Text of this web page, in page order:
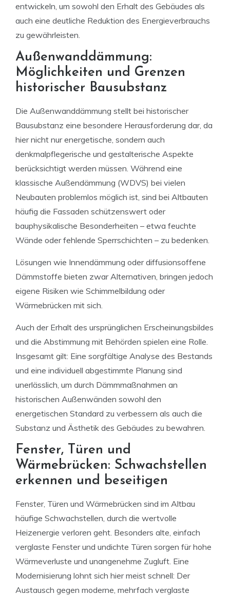
entwickeln, um sowohl den Erhalt des Gebäudes als
auch eine deutliche Reduktion des Energieverbrauchs
zu gewährleisten.
Außenwanddämmung:
Möglichkeiten und Grenzen
historischer Bausubstanz
Die Außenwanddämmung stellt bei historischer
Bausubstanz eine besondere Herausforderung dar, da
hier nicht nur energetische, sondern auch
denkmalpflegerische und gestalterische Aspekte
berücksichtigt werden müssen. Während eine
klassische Außendämmung (WDVS) bei vielen
Neubauten problemlos möglich ist, sind bei Altbauten
häufig die Fassaden schützenswert oder
bauphysikalische Besonderheiten – etwa feuchte
Wände oder fehlende Sperrschichten – zu bedenken.
Lösungen wie Innendämmung oder diffusionsoffene
Dämmstoffe bieten zwar Alternativen, bringen jedoch
eigene Risiken wie Schimmelbildung oder
Wärmebrücken mit sich.
Auch der Erhalt des ursprünglichen Erscheinungsbildes
und die Abstimmung mit Behörden spielen eine Rolle.
Insgesamt gilt: Eine sorgfältige Analyse des Bestands
und eine individuell abgestimmte Planung sind
unerlässlich, um durch Dämmmaßnahmen an
historischen Außenwänden sowohl den
energetischen Standard zu verbessern als auch die
Substanz und Ästhetik des Gebäudes zu bewahren.
Fenster, Türen und
Wärmebrücken: Schwachstellen
erkennen und beseitigen
Fenster, Türen und Wärmebrücken sind im Altbau
häufige Schwachstellen, durch die wertvolle
Heizenergie verloren geht. Besonders alte, einfach
verglaste Fenster und undichte Türen sorgen für hohe
Wärmeverluste und unangenehme Zugluft. Eine
Modernisierung lohnt sich hier meist schnell: Der
Austausch gegen moderne, mehrfach verglaste